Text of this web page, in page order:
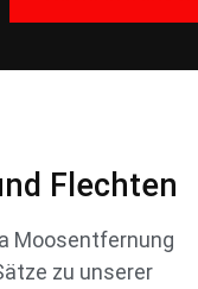
Flechten
Moosentfernung
zu unserer